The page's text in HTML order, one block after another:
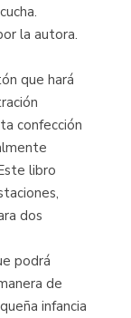
la autora.
que hará
confección
libro
dos
podrá
de
infancia